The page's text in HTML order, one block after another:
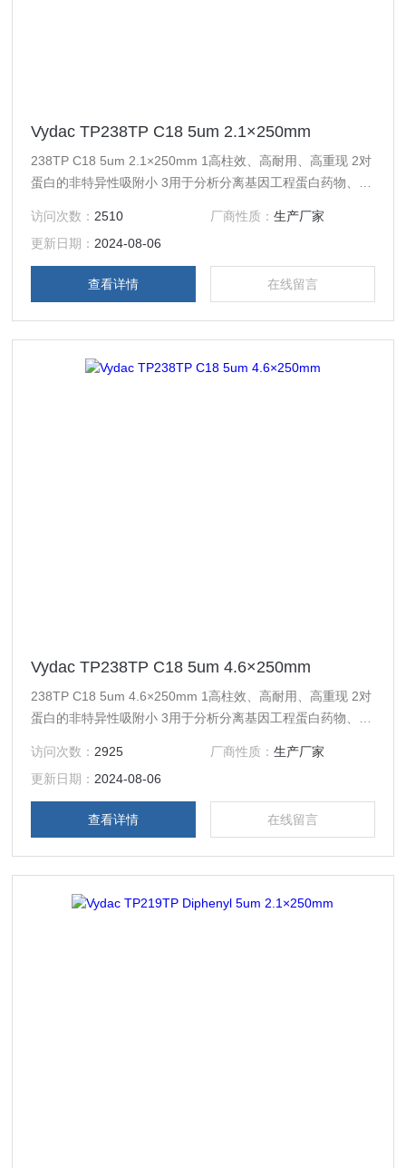
Vydac TP238TP C18 5um 2.1×250mm
238TP C18 5um 2.1×250mm 1高柱效、高耐用、高重现 2对
蛋白的非特异性吸附小 3用于分析分离基因工程蛋白药物、核
苗、狂犬疫苗，重组人生长激素 4从液/质连用色谱柱至工业
制备填料线性放大
访问次数： 2510 厂商性质： 生产厂家
更新日期： 2024-08-06
查看详情 在线留言
Vydac TP238TP C18 5um 4.6×250mm
238TP C18 5um 4.6×250mm 1高柱效、高耐用、高重现 2对
蛋白的非特异性吸附小 3用于分析分离基因工程蛋白药物、核
苗、狂犬疫苗，重组人生长激素 4从液/质连用色谱柱至工业
制备填料线性放大
访问次数： 2925 厂商性质： 生产厂家
更新日期： 2024-08-06
查看详情 在线留言